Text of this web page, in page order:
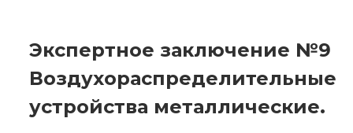
Экспертное заключение №9
Воздухораспределительные
устройства металлические.